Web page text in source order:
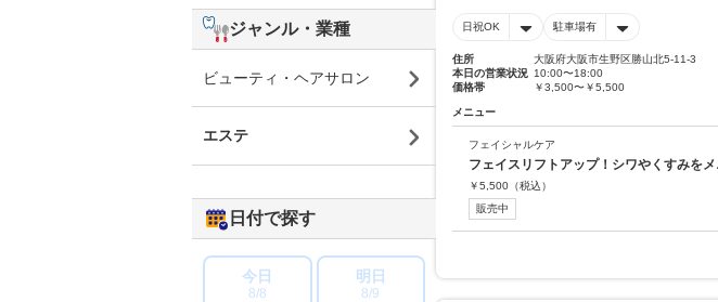
日祝OK 駐車場有
住所
大阪府大阪市生野区勝山北5-11-3
本日の営業状況 10:00〜18:00
価格帯
￥3,500〜￥5,500
メニュー
フェイシャルケア
フェイスリフトアップ！シワやくすみを
￥5,500 （税込）
販売中
ジャンル・業種
ビューティ・ヘアサロン
エステ
日付で探す
今日
8/8
明日
8/9